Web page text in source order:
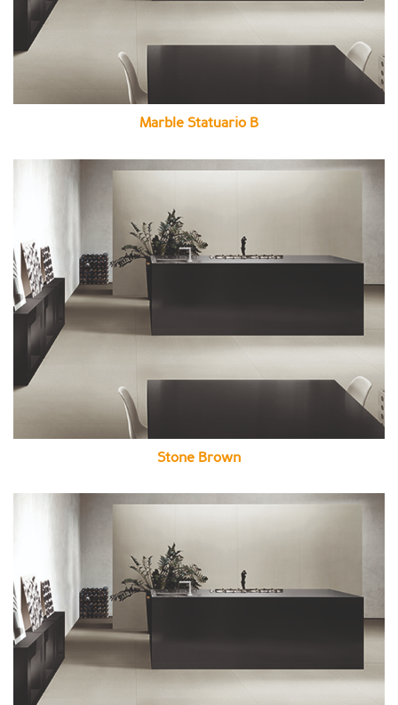
Marble Statuario B
Stone Brown